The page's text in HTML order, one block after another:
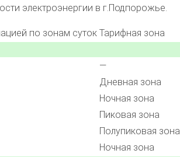
электроэнергии в г.Подпорожье.
по зонам суток Тарифная зона
—
Дневная зона
Ночная зона
Пиковая зона
Полупиковая зона
Ночная зона